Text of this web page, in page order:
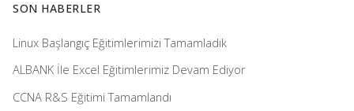
SON HABERLER
Linux Başlangıç Eğitimlerimizi Tamamladık
ALBANK İle Excel Eğitimlerimiz Devam Ediyor
CCNA R&S Eğitimi Tamamlandı